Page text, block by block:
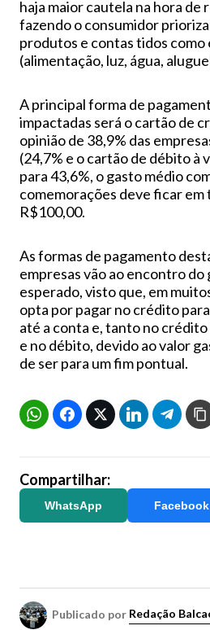
haja maior cautela na hora de
fazendo o consumidor
produtos e contas tidos como
(alimentação, luz, água,
A principal forma de
impactadas será o cartão de
opinião de 38,9% das
(24,7% e o cartão de débito à
para 43,6%, o gasto médio
comemorações deve ficar em
R$100,00.
As formas de pagamento
empresas vão ao encontro do
esperado, visto que, em
opta por pagar no crédito
até a conta e, tanto no
e no débito, devido ao valor
de ser para um fim pontual.
Compartilhar:
WhatsApp Facebook
Publicado por Redação